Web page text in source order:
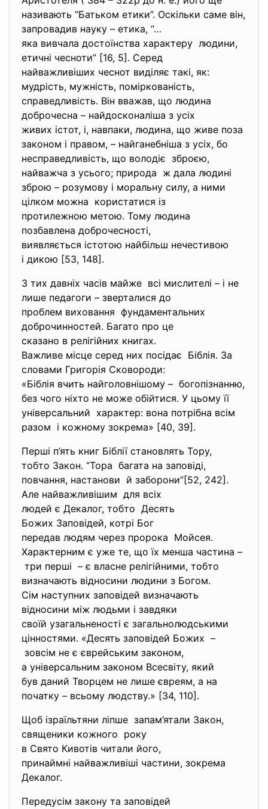
називають “Батьком етики”. Оскільки саме він,
запровадив науку – етика, “…
яка вивчала достоїнства характеру людини,
етичні чесноти” [16, 5]. Серед
найважливіших чеснот виділяє такі, як:
мудрість, мужність, поміркованість,
справедливість. Він вважав, що людина
доброчесна – найдосконаліша з усіх
живих істот, і, навпаки, людина, що живе поза
законом і правом, – найганебніша з усіх, бо
несправедливість, що володіє зброєю,
найважча з усього; природа ж дала людині
зброю – розумову і моральну силу, а ними
цілком можна користатися із
протилежною метою. Тому людина
позбавлена доброчесності,
виявляється істотою найбільш нечестивою
і дикою [53, 148].
З тих давніх часів майже всі мислителі – і не
лише педагоги – зверталися до
проблем виховання фундаментальних
доброчинностей. Багато про це
сказано в релігійних книгах.
Важливе місце серед них посідає Біблія. За
словами Григорія Сковороди:
«Біблія вчить найголовнішому – богопізнанню,
без чого ніхто не може обійтися. У цьому її
універсальний характер: вона потрібна всім
разом і кожному зокрема» [40, 39].
Перші п’ять книг Біблії становлять Тору,
тобто Закон. “Тора багата на заповіді,
повчання, настанови й заборони”[52, 242].
Але найважливішим для всіх
людей є Декалог, тобто Десять
Божих Заповідей, котрі Бог
передав людям через пророка Мойсея.
Характерним є уже те, що їх менша частина –
три перші – є власне релігійними, тобто
визначають відносини людини з Богом.
Сім наступних заповідей визначають
відносини між людьми і завдяки
своїй узагальненості є загальнолюдськими
цінностями. «Десять заповідей Божих –
зовсім не є єврейським законом,
а універсальним законом Всесвіту, який
був даний Творцем не лише євреям, а на
початку – всьому людству.» [34, 110].
Щоб ізраїльтяни ліпше запам’ятали Закон,
священики кожного року
в Свято Кивотів читали його,
принаймні найважливіші частини, зокрема
Декалог.
Передусім закону та заповідей